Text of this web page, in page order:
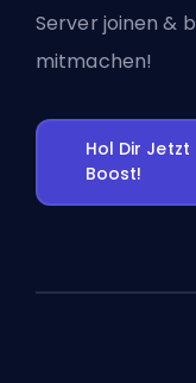
Server joinen &
mitmachen!
Hol Dir
Boost!